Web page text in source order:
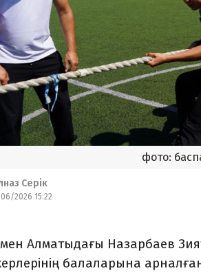
фото:
Серік
2026 15:22
Алматыдағы Назарбаев
балаларына